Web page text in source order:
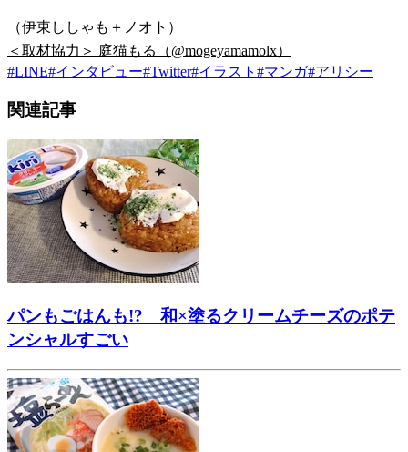
（伊東ししゃも＋ノオト）
＜取材協力＞ 庭猫もる（@mogeyamamolx）
#LINE#インタビュー#Twitter#イラスト #マンガ#アリシー
関連記事
パンもごはんも!? 和×塗るクリームチーズのポテ
ンシャルすごい